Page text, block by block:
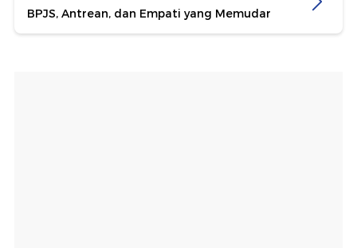
BPJS, Antrean, dan Empati yang Memudar